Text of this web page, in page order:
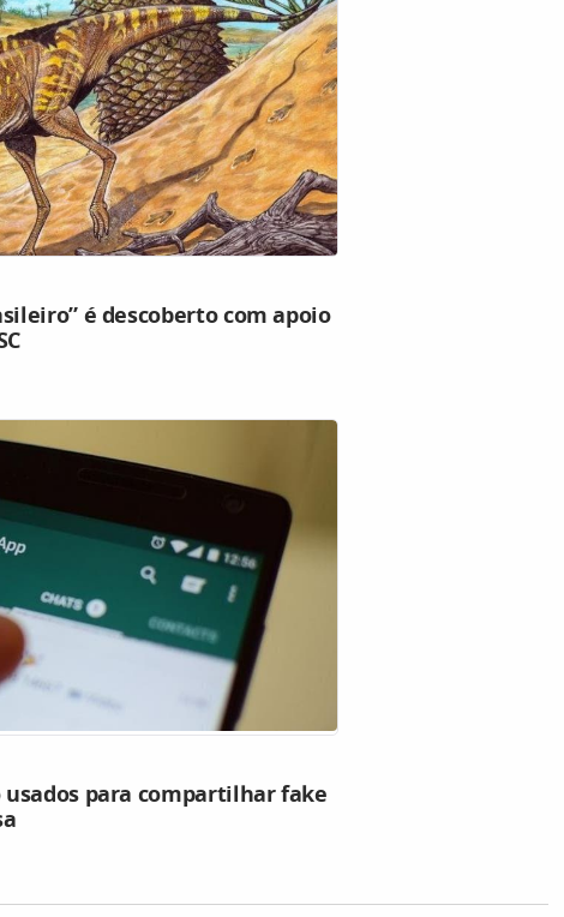
é descoberto com apoio
usados para compartilhar fake